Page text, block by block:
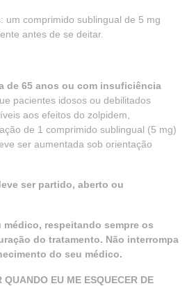
um comprimido sublingual de 5 mg
antes de se deitar.
de 65 anos ou com insuficiência
pacientes idosos ou debilitados
aos efeitos do zolpidem,
de 1 comprimido sublingual (5 mg)
ser aumentada sob orientação
ser partido, aberto ou
respeitando sempre os
do tratamento. Não interrompa
do seu médico.
QUANDO EU ME ESQUECER DE